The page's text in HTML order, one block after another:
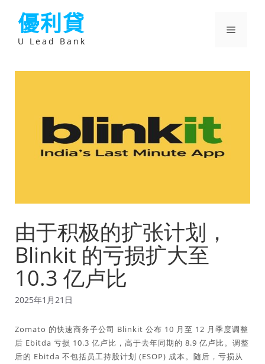
優利貸
U Lead Bank
選
由于积极的扩张计划，
Blinkit 的亏损扩大至
10.3 亿卢比
2025年1月21日
Zomato 的快速商务子公司 Blinkit 公布 10 月至 12 月季度调整
后 Ebitda 亏损 10.3 亿卢比，高于去年同期的 8.9 亿卢比。调整
后的 Ebitda 不包括员工持股计划 (ESOP) 成本。随后，亏损从